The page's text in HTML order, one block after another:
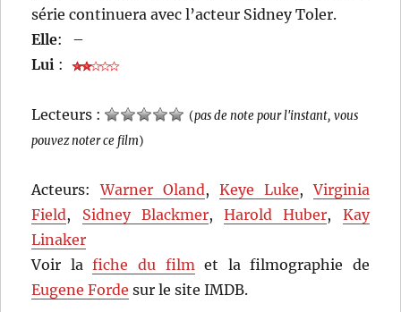
série continuera avec l’acteur Sidney Toler.
Elle:
–
Lui :
Lecteurs : (pas de note pour l'instant, vous
pouvez noter ce film)
Acteurs:Warner Oland, Keye Luke,Virginia
Field, Sidney Blackmer,Harold Huber, Kay
Linaker
Voir lafiche du filmet la filmographie de
Eugene Forde sur le site IMDB.